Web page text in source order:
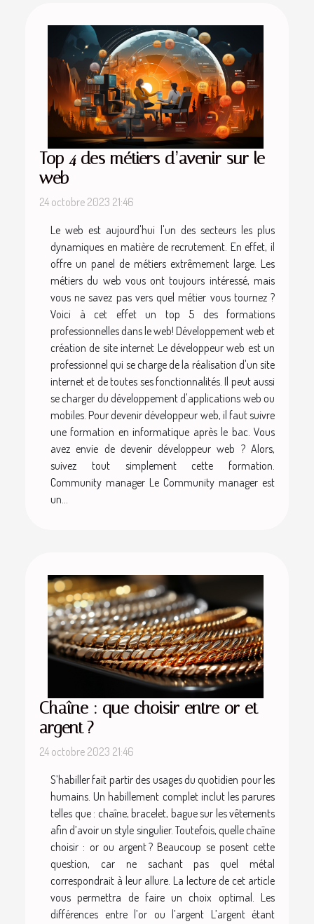
Top 4 des métiers d’avenir sur le
web
24 octobre 2023 21:46
Le web est aujourd'hui l'un des secteurs les plus
dynamiques en matière de recrutement. En effet, il
offre un panel de métiers extrêmement large. Les
métiers du web vous ont toujours intéressé, mais
vous ne savez pas vers quel métier vous tournez ?
Voici à cet effet un top 5 des formations
professionnelles dans le web! Développement web et
création de site internet Le développeur web est un
professionnel qui se charge de la réalisation d'un site
internet et de toutes ses fonctionnalités. Il peut aussi
se charger du développement d'applications web ou
mobiles. Pour devenir développeur web, il faut suivre
une formation en informatique après le bac. Vous
avez envie de devenir développeur web ? Alors,
suivez tout simplement cette formation.
Community manager Le Community manager est
un...
Chaîne : que choisir entre or et
argent ?
24 octobre 2023 21:46
S’habiller fait partir des usages du quotidien pour les
humains. Un habillement complet inclut les parures
telles que : chaîne, bracelet, bague sur les vêtements
afin d’avoir un style singulier. Toutefois, quelle chaîne
choisir : or ou argent ? Beaucoup se posent cette
question, car ne sachant pas quel métal
correspondrait à leur allure. La lecture de cet article
vous permettra de faire un choix optimal. Les
différences entre l’or ou l’argent L’argent étant